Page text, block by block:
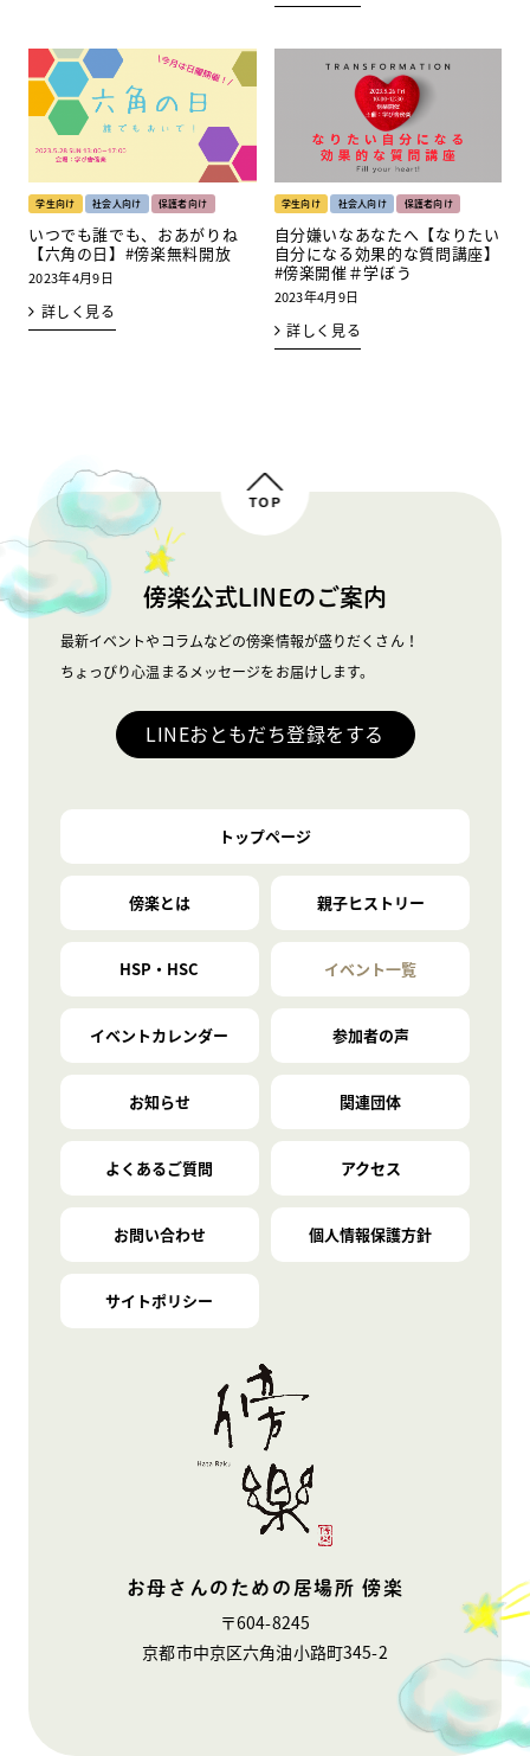
学生向け 社会人向け 保護者向け
いつでも誰でも、おあがりね
【六角の日】#傍楽無料開放
2023年4月9日
詳しく見る
学生向け 社会人向け 保護者向け
自分嫌いなあなたへ【なりたい
自分になる効果的な質問講座】
#傍楽開催＃学ぼう
2023年4月9日
詳しく見る
TOP
お母さんのための居場所 傍楽
〒604-8245
京都市中京区六角油小路町345-2
傍楽公式LINEのご案内
最新イベントやコラムなどの傍楽情報が盛りだくさん！
ちょっぴり心温まるメッセージをお届けします。
LINEおともだち登録をする
トップページ
傍楽とは 親子ヒストリー
HSP・HSC イベント一覧
イベントカレンダー 参加者の声
お知らせ 関連団体
よくあるご質問 アクセス
お問い合わせ 個人情報保護方針
サイトポリシー